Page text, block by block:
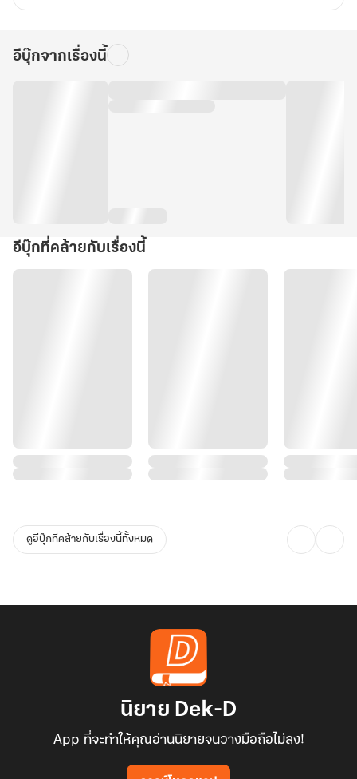
อีบุ๊กจากเรื่องนี้
อีบุ๊กที่คล้ายกับเรื่องนี้
ดูอีบุ๊กที่คล้ายกับเรื่องนี้ทั้งหมด
นิยาย Dek-D
App ที่จะทำให้คุณอ่านนิยายจนวางมือถือไม่ลง!